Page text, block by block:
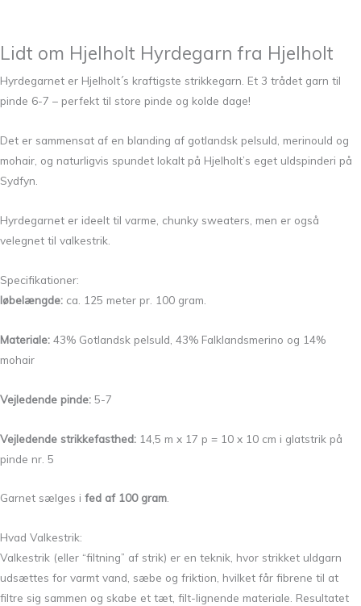
Lidt om Hjelholt Hyrdegarn fra Hjelholt
Hyrdegarnet er Hjelholt´s kraftigste strikkegarn. Et 3 trådet garn til
pinde 6-7 – perfekt til store pinde og kolde dage!
Det er sammensat af en blanding af gotlandsk pelsuld, merinould og
mohair, og naturligvis spundet lokalt på Hjelholt’s eget uldspinderi på
Sydfyn.
Hyrdegarnet er ideelt til varme, chunky sweaters, men er også
velegnet til valkestrik.
Specifikationer:
løbelængde: ca. 125 meter pr. 100 gram.
Materiale: 43% Gotlandsk pelsuld, 43% Falklandsmerino og 14%
mohair
Vejledende pinde: 5-7
Vejledende strikkefasthed: 14,5 m x 17 p = 10 x 10 cm i glatstrik på
pinde nr. 5
Garnet sælges i fed af 100 gram.
Hvad Valkestrik:
Valkestrik (eller “filtning” af strik) er en teknik, hvor strikket uldgarn
udsættes for varmt vand, sæbe og friktion, hvilket får fibrene til at
filtre sig sammen og skabe et tæt, filt-lignende materiale. Resultatet